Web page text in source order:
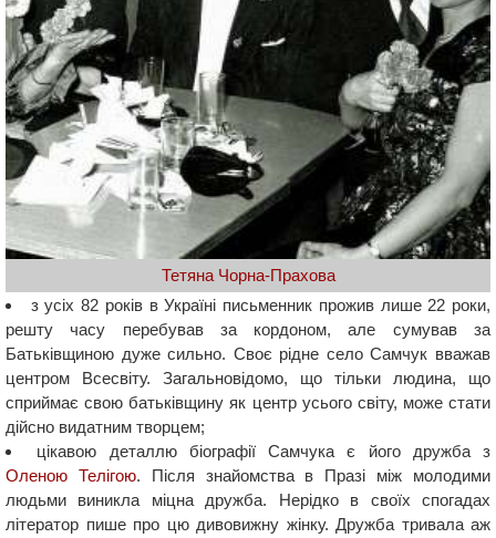
Тетяна Чорна-Прахова
з усіх 82 років в Україні письменник прожив лише 22 роки,
решту часу перебував за кордоном, але сумував за
Батьківщиною дуже сильно. Своє рідне село Самчук вважав
центром Всесвіту. Загальновідомо, що тільки людина, що
сприймає свою батьківщину як центр усього світу, може стати
дійсно видатним творцем;
цікавою деталлю біографії Самчука є його дружба з
Оленою Телігою. Після знайомства в Празі між молодими
людьми виникла міцна дружба. Нерідко в своїх спогадах
літератор пише про цю дивовижну жінку. Дружба тривала аж